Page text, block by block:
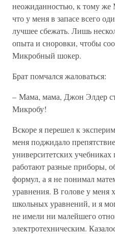
неожиданностью, к тому же
что у меня в запасе всего
лучшее сбежать. Лишь
опыта и сноровки, чтобы
Микробный шокер.
Брат помчался жаловаться:
– Мама, мама, Джон Элдер
Микробу!
Вскоре я перешел к
меня поджидало
университетских учебниках
работают разные приборы,
формул, а я не понимал
уравнения. В голове у меня
школьных уравнений, и я
не имели ни малейшего
электротехническим.